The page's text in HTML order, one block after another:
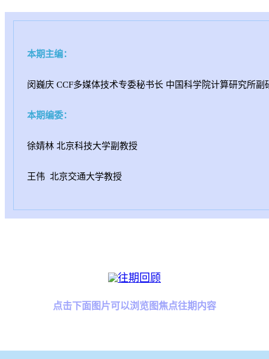
本期主编：
闵巍庆 CCF多媒体技术专委秘书长 中国科学院计算研究所副
本期编委：
徐婧林 北京科技大学副教授
王伟 北京交通大学教授
点击下面图片可以浏览图焦点往期内容